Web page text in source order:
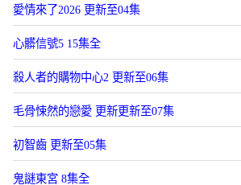
愛情來了2026 更新至04集
心髒信號5 15集全
殺人者的購物中心2 更新至06集
毛骨悚然的戀愛 更新更新至07集
初智齒 更新至05集
鬼謎東宮 8集全